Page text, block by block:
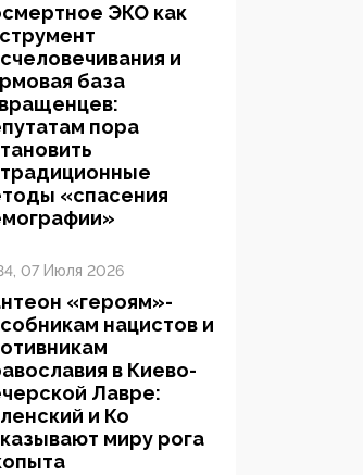
ЭКО как
и
база
пора
«спасения
07 Июля 2026
«героям»-
нацистов и
в Киево-
Лавре:
и Ко
миру рога